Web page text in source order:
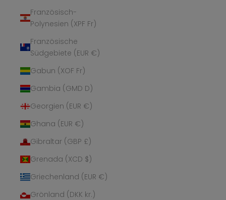
Französisch-
Polynesien (XPF Fr)
Französische
Südgebiete (EUR €)
Gabun (XOF Fr)
Gambia (GMD D)
Georgien (EUR €)
Ghana (EUR €)
Gibraltar (GBP £)
Grenada (XCD $)
Griechenland (EUR €)
Grönland (DKK kr.)